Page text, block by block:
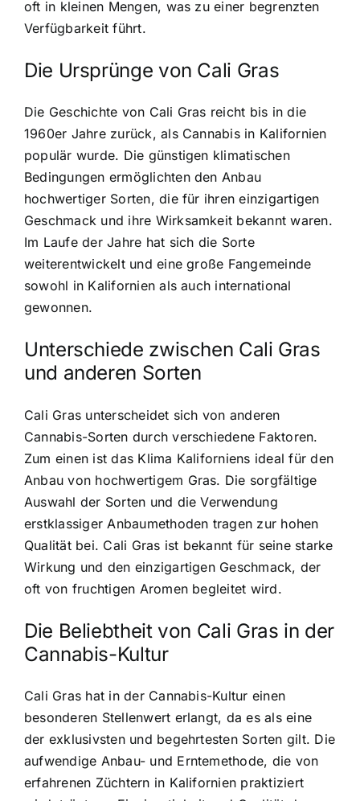
oft in kleinen Mengen, was zu einer begrenzten
Verfügbarkeit führt.
Die Ursprünge von Cali Gras
Die Geschichte von Cali Gras reicht bis in die
1960er Jahre zurück, als Cannabis in Kalifornien
populär wurde. Die günstigen klimatischen
Bedingungen ermöglichten den Anbau
hochwertiger Sorten, die für ihren einzigartigen
Geschmack und ihre Wirksamkeit bekannt waren.
Im Laufe der Jahre hat sich die Sorte
weiterentwickelt und eine große Fangemeinde
sowohl in Kalifornien als auch international
gewonnen.
Unterschiede zwischen Cali Gras
und anderen Sorten
Cali Gras unterscheidet sich von anderen
Cannabis-Sorten durch verschiedene Faktoren.
Zum einen ist das Klima Kaliforniens ideal für den
Anbau von hochwertigem Gras. Die sorgfältige
Auswahl der Sorten und die Verwendung
erstklassiger Anbaumethoden tragen zur hohen
Qualität bei. Cali Gras ist bekannt für seine starke
Wirkung und den einzigartigen Geschmack, der
oft von fruchtigen Aromen begleitet wird.
Die Beliebtheit von Cali Gras in der
Cannabis-Kultur
Cali Gras hat in der Cannabis-Kultur einen
besonderen Stellenwert erlangt, da es als eine
der exklusivsten und begehrtesten Sorten gilt. Die
aufwendige Anbau- und Erntemethode, die von
erfahrenen Züchtern in Kalifornien praktiziert